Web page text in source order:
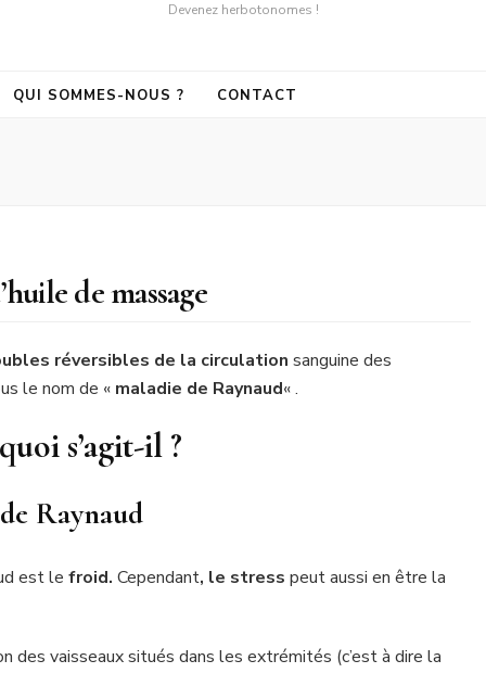
Devenez herbotonomes !
QUI SOMMES-NOUS ? CONTACT
de massage
réversibles de la circulation sanguine des
le nom de « maladie de Raynaud« .
s’agit-il ?
Raynaud
est le froid. Cependant, le stress peut aussi en être la
des vaisseaux situés dans les extrémités (c’est à dire la